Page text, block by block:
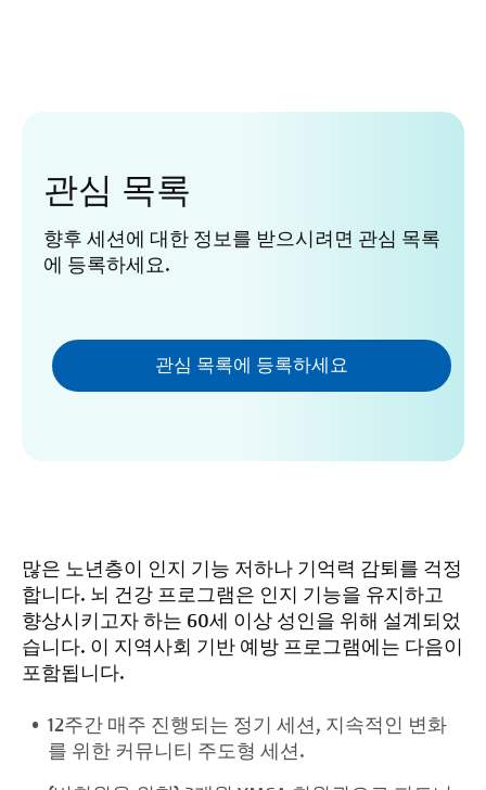
관심 목록
향후 세션에 대한 정보를 받으시려면 관심 목록
에 등록하세요.
관심 목록에 등록하세요
많은 노년층이 인지 기능 저하나 기억력 감퇴를 걱정
합니다. 뇌 건강 프로그램은 인지 기능을 유지하고
향상시키고자 하는 60세 이상 성인을 위해 설계되었
습니다. 이 지역사회 기반 예방 프로그램에는 다음이
포함됩니다.
12주간 매주 진행되는 정기 세션, 지속적인 변화
를 위한 커뮤니티 주도형 세션.